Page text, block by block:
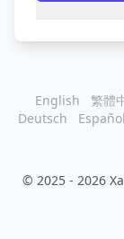
English 繁體
Deutsch
Español
© 2025 - 2026